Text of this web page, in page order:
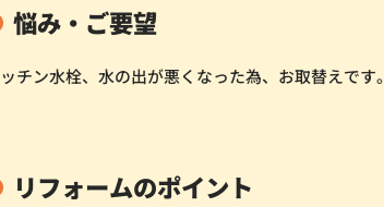
悩み・ご要望
チン水栓、水の出が悪くなった為、お取替えです。
リフォームのポイント